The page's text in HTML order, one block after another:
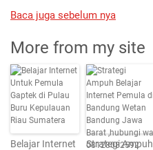
Baca juga sebelum nya
More from my site
Belajar Internet
Strategi Ampuh